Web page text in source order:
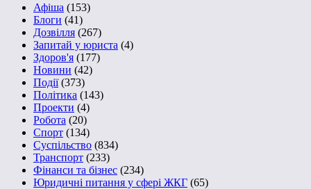
Афіша (153)
Блоги (41)
Дозвілля (267)
Запитай у юриста (4)
Здоров'я (177)
Новини (42)
Події(373)
Політика (143)
Проекти (4)
Робота (20)
Спорт (134)
Суспільство (834)
Транспорт (233)
Фінанси та бізнес (234)
Юридичні питання у сфері ЖКГ (65)